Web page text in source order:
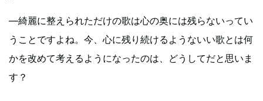
―綺麗に整えられただけの歌は心の奥には残らないってい
うことですよね。今、心に残り続けるようないい歌とは何
かを改めて考えるようになったのは、どうしてだと思いま
す？